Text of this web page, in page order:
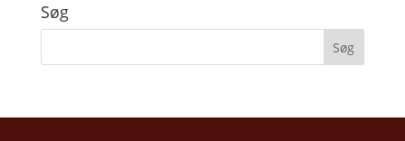
Søg